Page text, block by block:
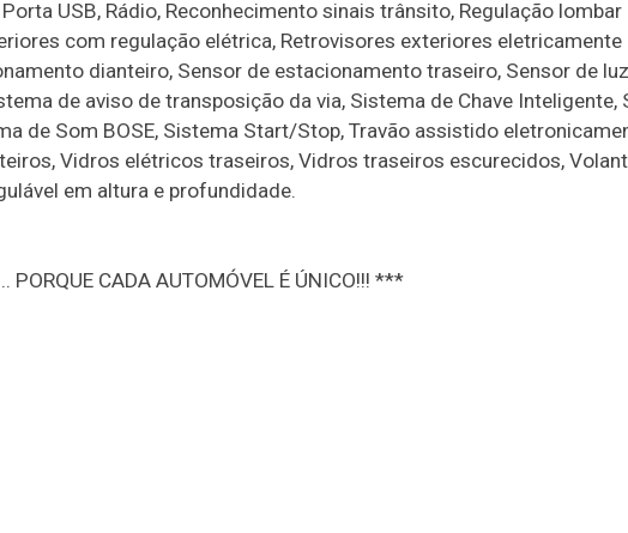
USB, Rádio, Reconhecimento sinais trânsito, Regulação lombar
com regulação elétrica, Retrovisores exteriores eletricamente
dianteiro, Sensor de estacionamento traseiro, Sensor de
de aviso de transposição da via, Sistema de Chave Inteligente,
de Som BOSE, Sistema Start/Stop, Travão assistido
Vidros elétricos traseiros, Vidros traseiros escurecidos,
em altura e profundidade.
CADA AUTOMÓVEL É ÚNICO!!! ***